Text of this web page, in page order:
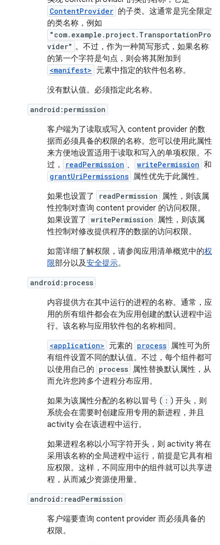
ContentProvider 的子类。这通常是完全限定
的类名称，例如
"com.example.project.TransportationPro
vider" 。不过，作为一种简写形式，如果名称
的第一个字符是句点，则会将其附加到
<manifest> 元素中指定的软件包名称。
没有默认值。必须指定此名称。
android:permission
客户端为了读取或写入 content provider 的数
据而必须具备的权限的名称。您可以使用此属性
来方便地设置适用于读取和写入的单项权限。不
过，
readPermission 、 writePermission 和
grantUriPermissions 属性优先于此属性。
如果也设置了
readPermission 属性，则该属
性控制对查询 content provider 的访问权限。
如果设置了 writePermission 属性，则该属
性控制对修改提供程序的数据的访问权限。
如需详细了解权限，请参阅应用清单概览中的权
限部分以及安全提示。
android:process
内容提供方在其中运行的进程的名称。通常，应
用的所有组件都会在为应用创建的默认进程中运
行。该名称与应用软件包的名称相同。
<application> 元素的 process 属性可为所
有组件设置不同的默认值。不过，每个组件都可
以使用自己的 process 属性替换默认属性，从
而允许您跨多个进程分布应用。
如果为该属性分配的名称以冒号 ( : ) 开头，则
系统会在需要时创建应用专用的新进程，并且
activity 会在该进程中运行。
如果进程名称以小写字符开头，则 activity 将在
采用该名称的全局进程中运行，前提是它具有相
应权限。这样，不同应用中的组件就可以共享进
程，从而减少资源使用量。
android:readPermission
客户端要查询 content provider 而必须具备的
权限。